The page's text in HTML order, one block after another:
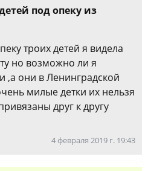
под опеку из
троих детей я видела
но возможно ли я
,а они в Ленинградской
милые детки их нельзя
друг к другу
4 февраля 2019 г. 19:43